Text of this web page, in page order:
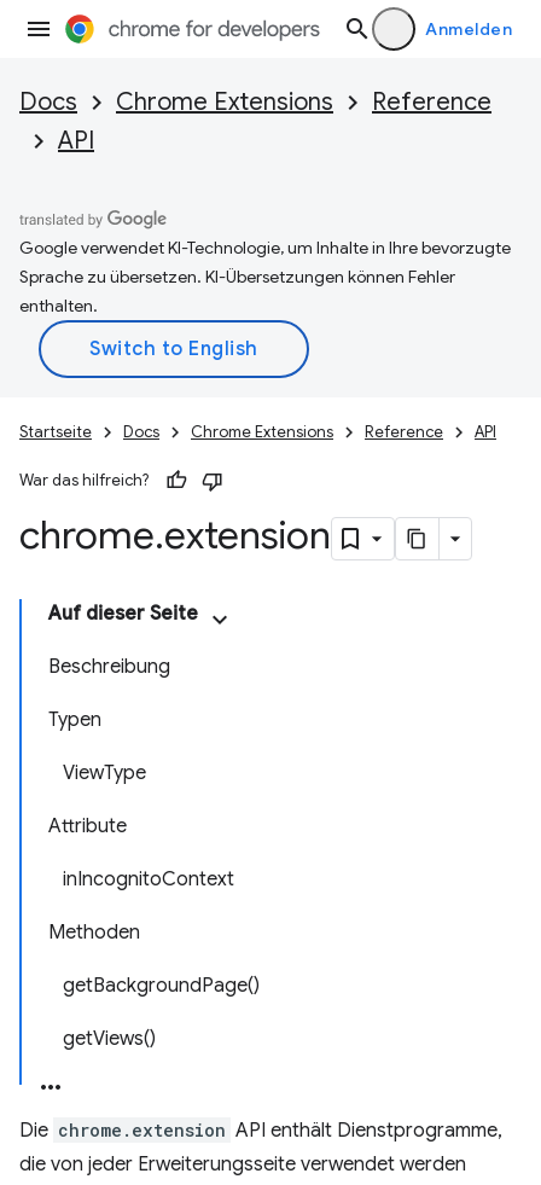
Anmelden
Docs Chrome Extensions
Reference
API
Google verwendet KI-Technologie, um Inhalte in Ihre bevorzugte
Sprache zu übersetzen. KI-Übersetzungen können Fehler
enthalten.
Startseite Docs Chrome Extensions Reference API
War das hilfreich?
chrome.extension
Auf dieser Seite
Beschreibung
Typen
ViewType
Attribute
inIncognitoContext
Methoden
getBackgroundPage()
getViews()
Die chrome.extension API enthält Dienstprogramme,
die von jeder Erweiterungsseite verwendet werden